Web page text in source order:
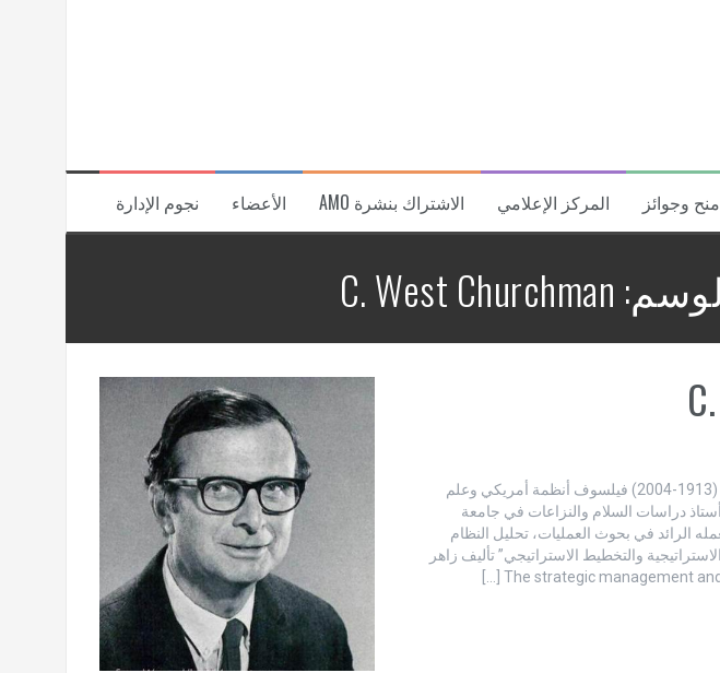
نجوم الإدارة الأعضاء الاشتراك بنشرة AMO المركز الإعلامي منح وجوائز
C. West Churchman
C. West Churchman تشارلز تشورشمان (1913-2004) فيلسوف أنظمة أمريكي وعلم
دراسات السلام والنزاعات في جامعة
الرائد في بحوث العمليات، تحليل النظام
والتخطيط الاستراتيجي” تأليف زاهر